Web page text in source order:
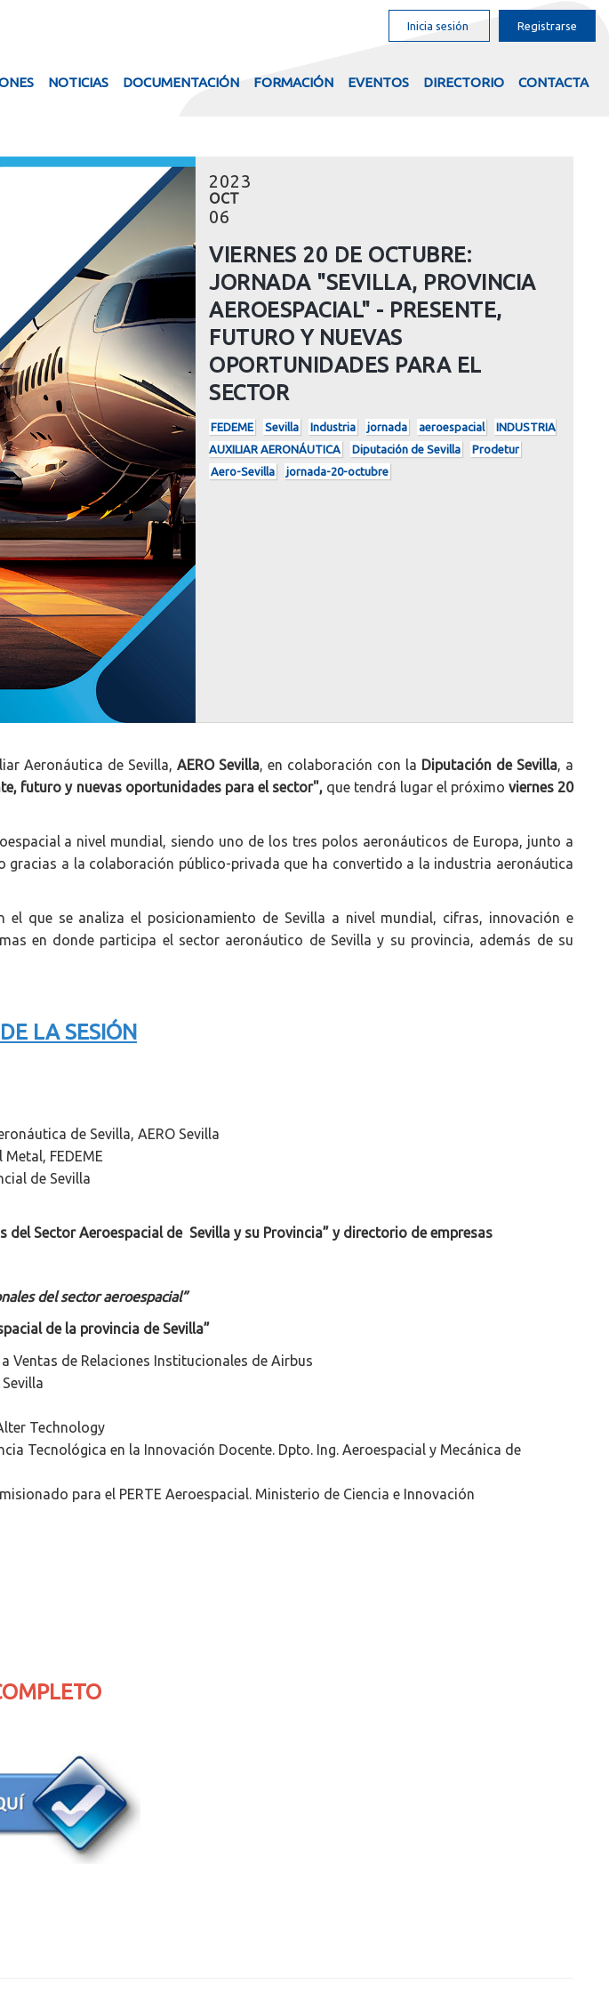
Inicia sesión Registrarse
NOTICIAS DOCUMENTACIÓN FORMACIÓN EVENTOS DIRECTORIO CONTACTA
2023
OCT
06
VIERNES 20 DE OCTUBRE:
JORNADA "SEVILLA, PROVINCIA
AEROESPACIAL" - PRESENTE,
FUTURO Y NUEVAS
OPORTUNIDADES PARA EL
SECTOR
FEDEME Sevilla Industria jornada aeroespacial
INDUSTRIA
AUXILIAR AERONÁUTICA
Diputación de Sevilla
Prodetur
Aero-Sevilla
jornada-20-octubre
Aeronáutica de Sevilla, AERO Sevilla, en colaboración con la Diputación de Sevilla, a
futuro y nuevas oportunidades para el sector", que tendrá lugar el próximo viernes 20
a nivel mundial, siendo uno de los tres polos aeronáuticos de Europa, junto a
gracias a la colaboración público-privada que ha convertido a la industria aeronáutica
que se analiza el posicionamiento de Sevilla a nivel mundial, cifras, innovación e
en donde participa el sector aeronáutico de Sevilla y su provincia, además de su
LA SESIÓN
de Sevilla, AERO Sevilla
FEDEME
de Sevilla
Sector Aeroespacial de Sevilla y su Provincia” y directorio de empresas
del sector aeroespacial”
de la provincia de Sevilla”
Ventas de Relaciones Institucionales de Airbus
Technology
Tecnológica en la Innovación Docente. Dpto. Ing. Aeroespacial y Mecánica de
para el PERTE Aeroespacial. Ministerio de Ciencia e Innovación